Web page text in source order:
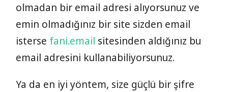
olmadan bir email adresi alıyorsunuz ve
emin olmadığınız bir site sizden email
isterse fani.email sitesinden aldığınız bu
email adresini kullanabiliyorsunuz.
Ya da en iyi yöntem, size güçlü bir şifre